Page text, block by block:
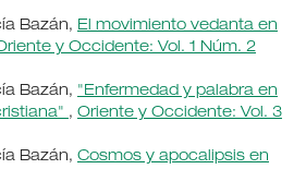
Bazán, El movimiento vedanta en
y Occidente: Vol. 1 Núm. 2
Bazán, "Enfermedad y palabra en
, Oriente y Occidente: Vol. 3
Bazán, Cosmos y apocalipsis en